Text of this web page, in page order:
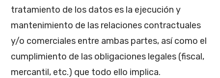
tratamiento de los datos es la ejecución y
mantenimiento de las relaciones contractuales
y/o comerciales entre ambas partes, así como el
cumplimiento de las obligaciones legales (fiscal,
mercantil, etc.) que todo ello implica.